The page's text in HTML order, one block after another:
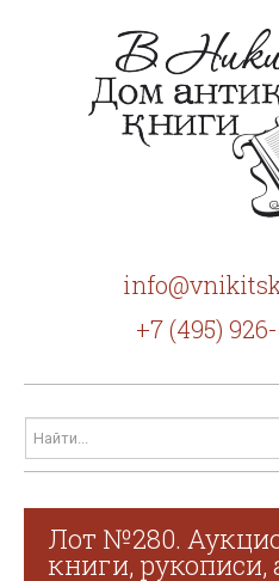
+7 (495)
Лот №280.
книги,